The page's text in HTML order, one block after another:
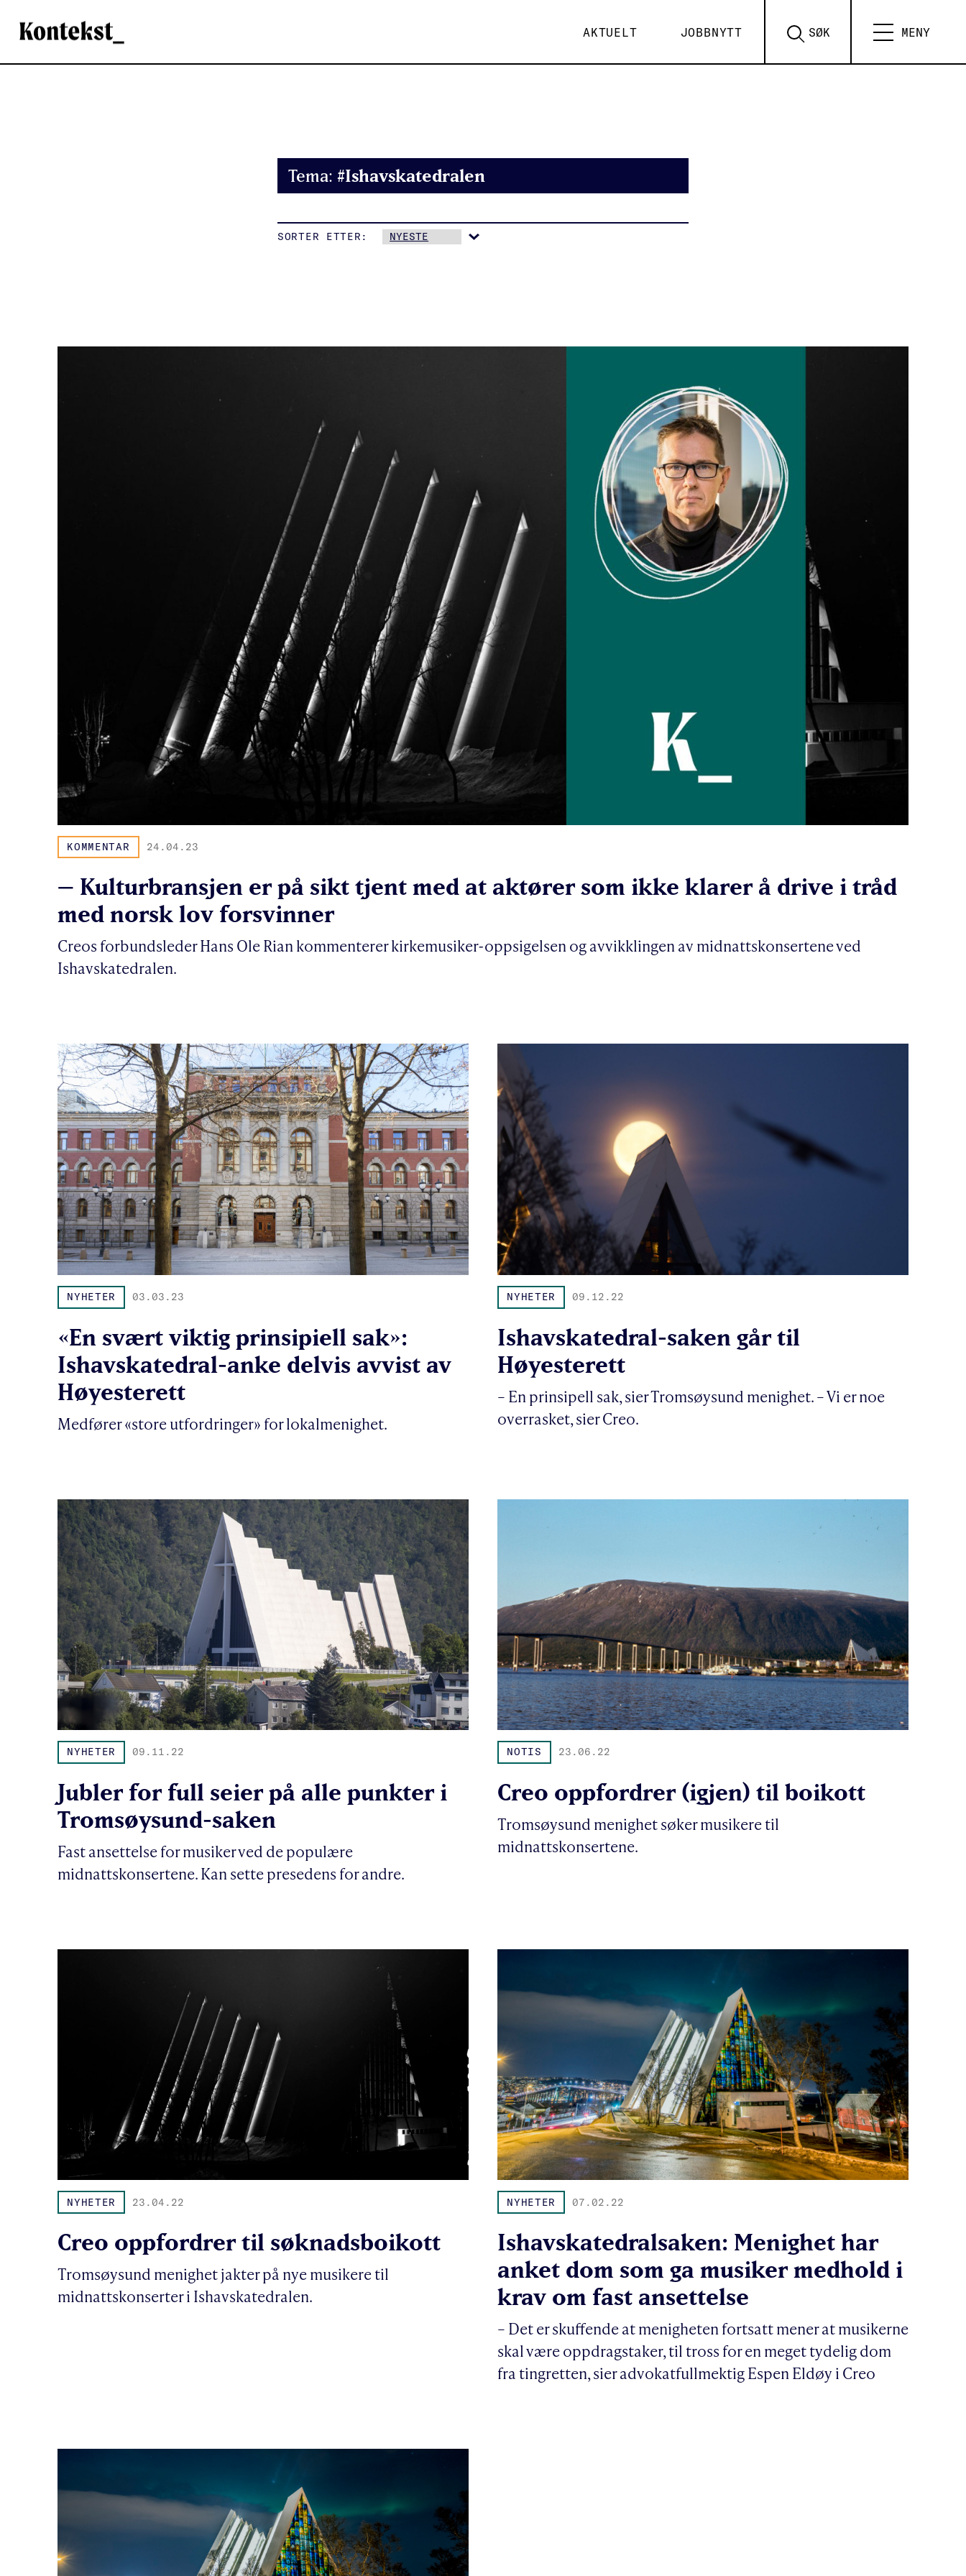
Kontekst AKTUELT JOBBNYTT SØK MENY
Tema: #Ishavskatedralen
SORTER ETTER:
KOMMENTAR 24.04.23
– Kulturbransjen er på sikt tjent med at aktører som ikke klarer å drive i tråd
med norsk lov forsvinner
Creos forbundsleder Hans Ole Rian kommenterer kirkemusiker-oppsigelsen og avvikklingen av midnattskonsertene ved
Ishavskatedralen.
NYHETER 03.03.23
«En svært viktig prinsipiell sak»:
Ishavskatedral-anke delvis avvist av
Høyesterett
Medfører «store utfordringer» for lokalmenighet.
NYHETER 09.12.22
Ishavskatedral-saken går til
Høyesterett
– En prinsipell sak, sier Tromsøysund menighet. – Vi er noe
overrasket, sier Creo.
NYHETER 09.11.22
Jubler for full seier på alle punkter i
Tromsøysund-saken
Fast ansettelse for musiker ved de populære
midnattskonsertene. Kan sette presedens for andre.
NOTIS 23.06.22
Creo oppfordrer (igjen) til boikott
Tromsøysund menighet søker musikere til
midnattskonsertene.
NYHETER 23.04.22
Creo oppfordrer til søknadsboikott
Tromsøysund menighet jakter på nye musikere til
midnattskonserter i Ishavskatedralen.
NYHETER 07.02.22
Ishavskatedralsaken: Menighet har
anket dom som ga musiker medhold i
krav om fast ansettelse
– Det er skuffende at menigheten fortsatt mener at musikerne
skal være oppdragstaker, til tross for en meget tydelig dom
fra tingretten, sier advokatfullmektig Espen Eldøy i Creo